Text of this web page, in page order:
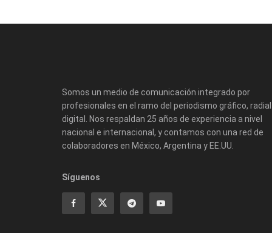
Somos un medio de comunicación integrado por
profesionales en el ramo del periodismo gráfico,
digital. Nos respaldan 25 años de experiencia a nivel
nacional e internacional, y contamos con una red de
colaboradores en México, Argentina y EE.UU.
Síguenos